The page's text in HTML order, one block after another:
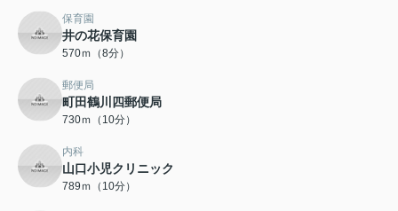
保育園
井の花保育園
570ｍ（8分）
郵便局
町田鶴川四郵便局
730ｍ（10分）
内科
山口小児クリニック
789ｍ（10分）